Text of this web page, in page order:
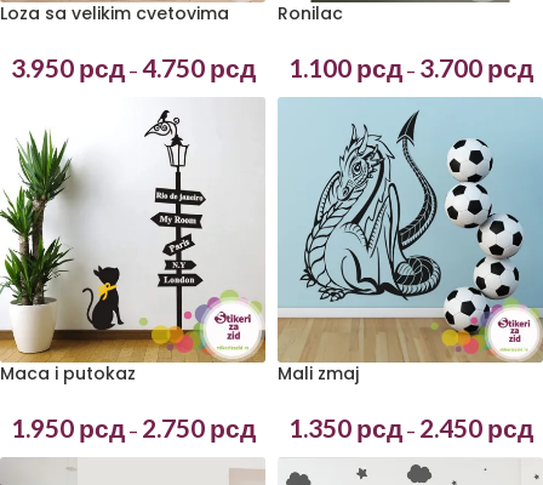
Loza sa velikim cvetovima
3.950 рсд – 4.750 рсд
Ronilac
1.100 рсд – 3.700 рсд
Maca i putokaz
1.950 рсд – 2.750 рсд
Mali zmaj
1.350 рсд – 2.450 рсд